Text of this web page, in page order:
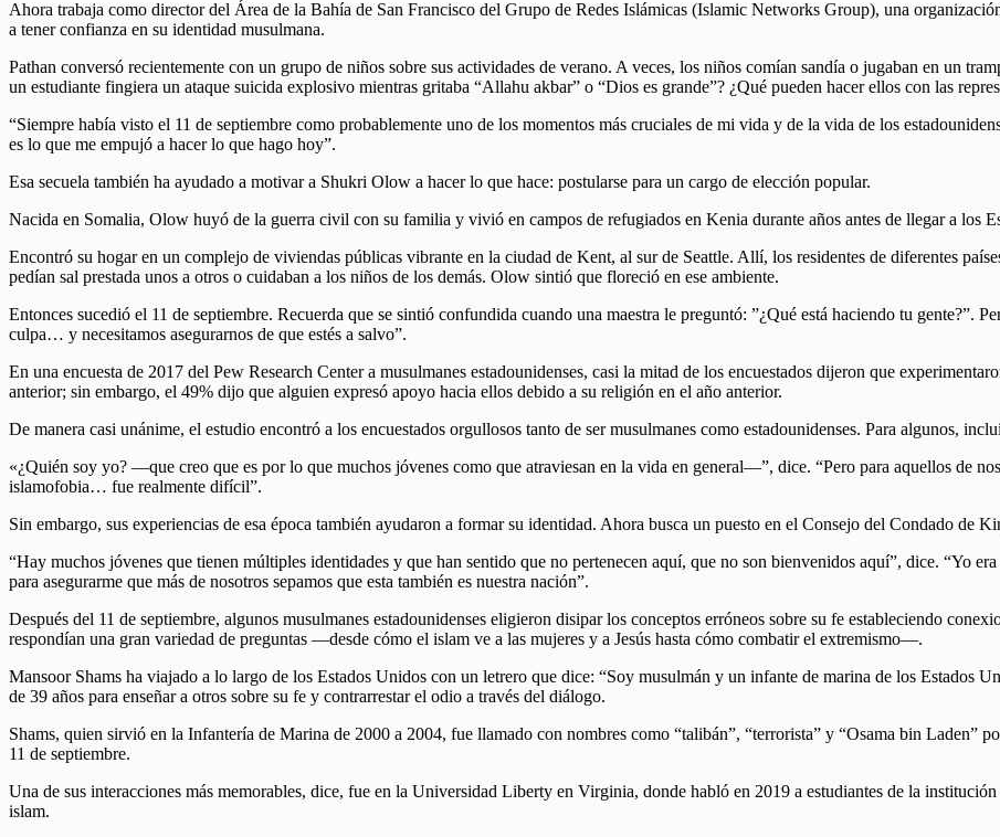
Ahora trabaja como director del Área de la Bahía de San Francisco del Grupo de Redes Islámicas (Islamic Networks Group), una
a tener confianza en su identidad musulmana.
Pathan conversó recientemente con un grupo de niños sobre sus actividades de verano. A veces, los niños comían sandía o jugaban en un
un estudiante fingiera un ataque suicida explosivo mientras gritaba “Allahu akbar” o “Dios es grande”? ¿Qué pueden hacer ellos con las
“Siempre había visto el 11 de septiembre como probablemente uno de los momentos más cruciales de mi vida y de la vida de los
es lo que me empujó a hacer lo que hago hoy”.
Esa secuela también ha ayudado a motivar a Shukri Olow a hacer lo que hace: postularse para un cargo de elección popular.
Nacida en Somalia, Olow huyó de la guerra civil con su familia y vivió en campos de refugiados en Kenia durante años antes de llegar a los
Encontró su hogar en un complejo de viviendas públicas vibrante en la ciudad de Kent, al sur de Seattle. Allí, los residentes de diferentes
pedían sal prestada unos a otros o cuidaban a los niños de los demás. Olow sintió que floreció en ese ambiente.
Entonces sucedió el 11 de septiembre. Recuerda que se sintió confundida cuando una maestra le preguntó: ”¿Qué está haciendo tu gente?”.
culpa… y necesitamos asegurarnos de que estés a salvo”.
En una encuesta de 2017 del Pew Research Center a musulmanes estadounidenses, casi la mitad de los encuestados dijeron que
anterior; sin embargo, el 49% dijo que alguien expresó apoyo hacia ellos debido a su religión en el año anterior.
De manera casi unánime, el estudio encontró a los encuestados orgullosos tanto de ser musulmanes como estadounidenses. Para algunos,
«¿Quién soy yo? —que creo que es por lo que muchos jóvenes como que atraviesan en la vida en general—”, dice. “Pero para aquellos de
islamofobia… fue realmente difícil”.
Sin embargo, sus experiencias de esa época también ayudaron a formar su identidad. Ahora busca un puesto en el Consejo del Condado de
“Hay muchos jóvenes que tienen múltiples identidades y que han sentido que no pertenecen aquí, que no son bienvenidos aquí”, dice. “Yo
para asegurarme que más de nosotros sepamos que esta también es nuestra nación”.
Después del 11 de septiembre, algunos musulmanes estadounidenses eligieron disipar los conceptos erróneos sobre su fe estableciendo
respondían una gran variedad de preguntas —desde cómo el islam ve a las mujeres y a Jesús hasta cómo combatir el extremismo—.
Mansoor Shams ha viajado a lo largo de los Estados Unidos con un letrero que dice: “Soy musulmán y un infante de marina de los Estados
de 39 años para enseñar a otros sobre su fe y contrarrestar el odio a través del diálogo.
Shams, quien sirvió en la Infantería de Marina de 2000 a 2004, fue llamado con nombres como “talibán”, “terrorista” y “Osama bin Laden”
11 de septiembre.
Una de sus interacciones más memorables, dice, fue en la Universidad Liberty en Virginia, donde habló en 2019 a estudiantes de la
islam.